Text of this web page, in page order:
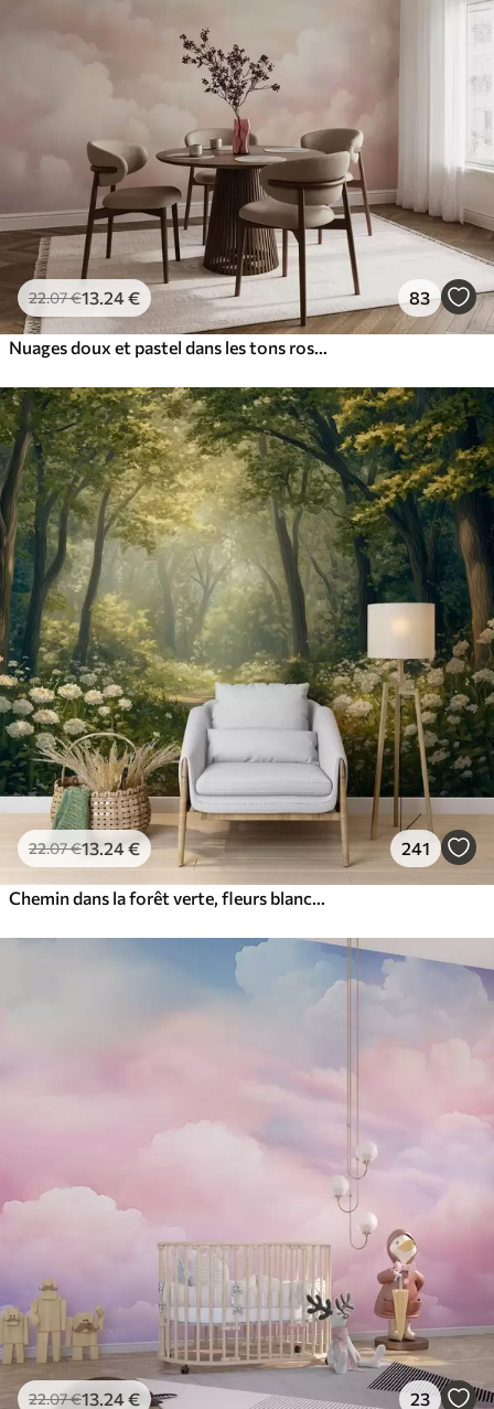
22.07€13 .24€ 83
22.07€13 .24€ 241
22.07€13 .24€ 23